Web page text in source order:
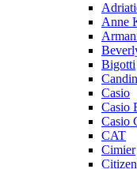
Anne
Bigotti
Casio
Casio
Casio
CAT
Cimier
Citizen